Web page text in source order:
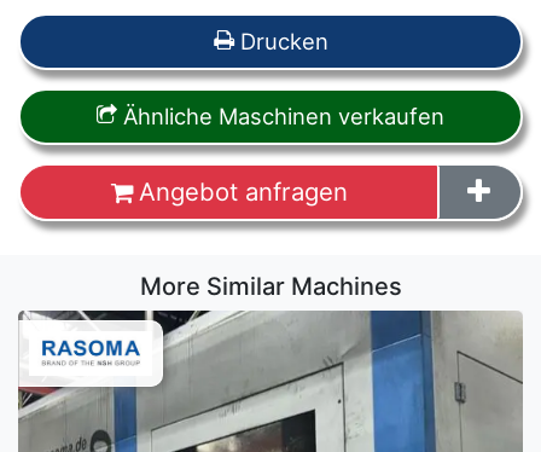
Drucken
Ähnliche Maschinen verkaufen
Angebot anfragen
More Similar Machines